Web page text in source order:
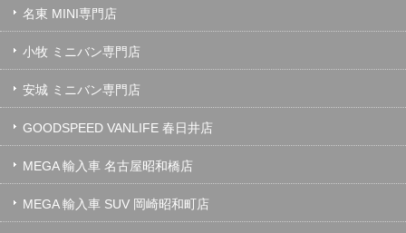
名東 MINI専門店
小牧 ミニバン専門店
安城 ミニバン専門店
GOODSPEED VANLIFE 春日井店
MEGA 輸入車 名古屋昭和橋店
MEGA 輸入車 SUV 岡崎昭和町店